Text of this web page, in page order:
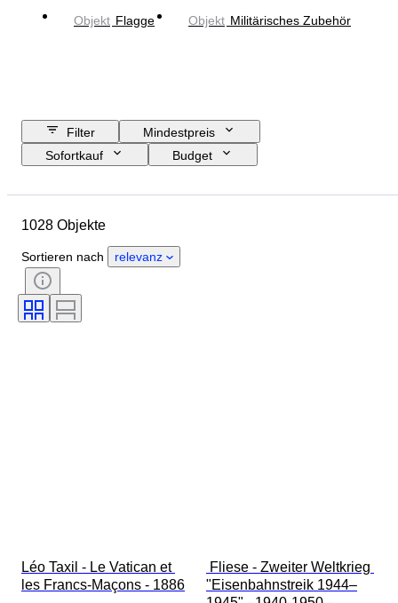
Objekt Flagge Objekt Militärisches Zubehör
Filter
Mindestpreis
Sofortkauf
Budget
Geschlecht
Periode
Thema
Stil
Unterschrift
Auflage
1028 Objekte
Sortieren nach relevanz
Léo Taxil - Le Vatican et
les Francs-Maçons - 1886
"Eisenbahnstreik 1944–